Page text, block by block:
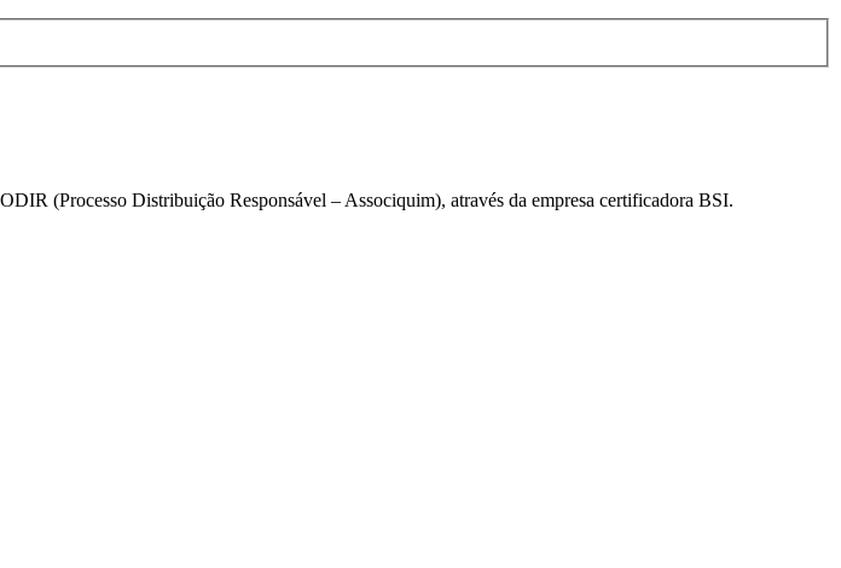
(Processo Distribuição Responsável – Associquim), através da empresa certificadora BSI.